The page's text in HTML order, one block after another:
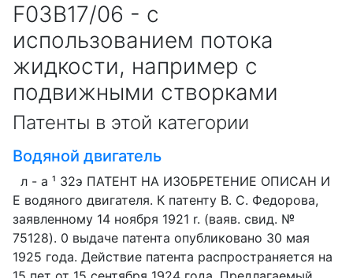
F03B17/06 - с
использованием потока
жидкости, например с
подвижными створками
Патенты в этой категории
Водяной двигатель
л - а ¹ З2э ПАТЕНТ HA ИЗОБРЕТЕНИЕ ОПИСАН И
Е водяного двигателя. К патенту В. С. Федорова,
заявленному 14 ноября 1921 r. (ваяв. свид. №
75128). 0 выдаче патента опубликовано 30 мая
1925 года. Действие патента распространяется на